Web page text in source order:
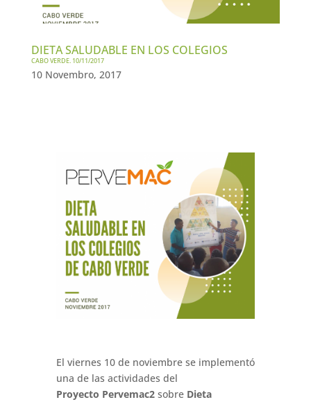
DIETA SALUDABLE EN LOS COLEGIOS
CABO VERDE. 10/11/2017
10 Novembro, 2017
El viernes 10 de noviembre se implementó
una de las actividades del
Proyecto Pervemac2sobre Dieta